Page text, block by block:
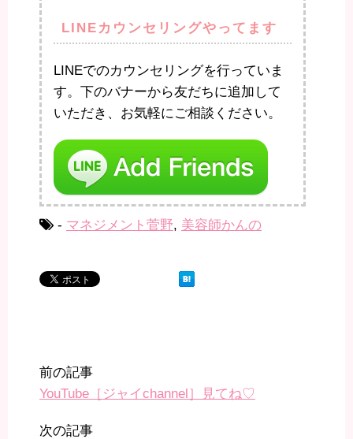
LINEカウンセリングやってます
LINEでのカウンセリングを行っていま
す。下のバナーから友だちに追加して
いただき、お気軽にご相談ください。
- マネジメント菅野, 美容師かんの
前の記事
YouTube［ジャイchannel］見てね♡
次の記事